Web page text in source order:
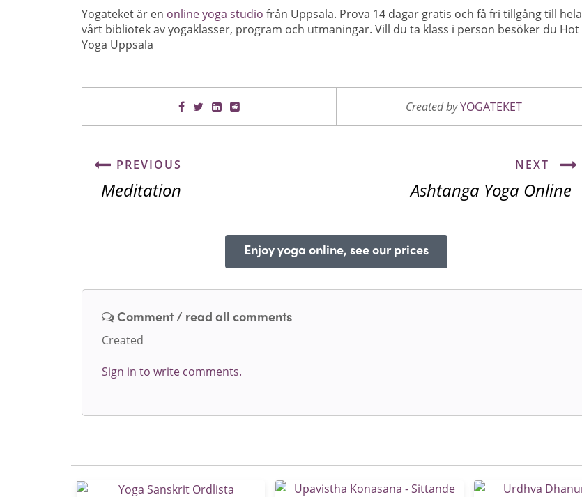
Yogateket är en online yoga studio från Uppsala. Prova 14 dagar gratis och få fri tillgång till hela
vårt bibliotek av yogaklasser, program och utmaningar. Vill du ta klass i person besöker du Hot
Yoga Uppsala
Created byYOGATEKET
PREVIOUS
Meditation
NEXT
Ashtanga Yoga Online
Enjoy yoga online, see our prices
Comment / read all comments
Created
Sign in to write comments.